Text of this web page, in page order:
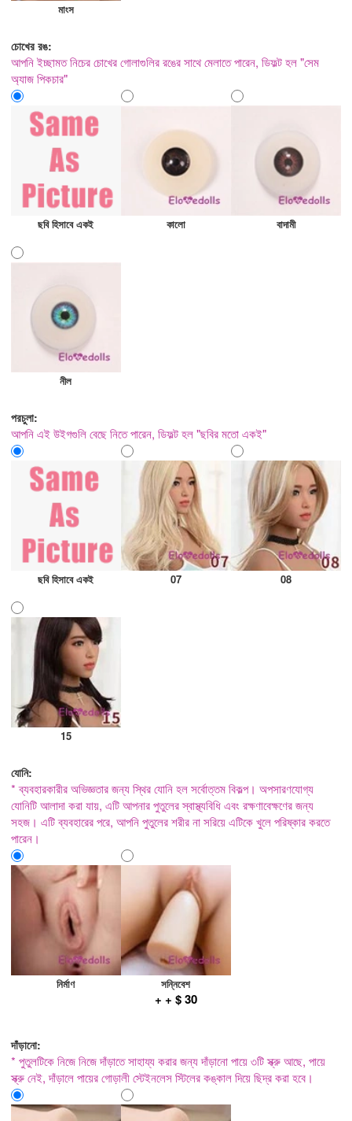
মাংস
চোখের রঙ:
আপনি ইচ্ছামত নিচের চোখের গোলাগুলির রঙের সাথে মেলাতে পারেন, ডিফল্ট হল "সেম
অ্যাজ পিকচার"
ছবি হিসাবে একই কালো বাদামী
নীল
পরচুলা:
আপনি এই উইগগুলি বেছে নিতে পারেন, ডিফল্ট হল "ছবির মতো একই"
ছবি হিসাবে একই 07 08
15
যোনি:
* ব্যবহারকারীর অভিজ্ঞতার জন্য স্থির যোনি হল সর্বোত্তম বিকল্প। অপসারণযোগ্য
যোনিটি আলাদা করা যায়, এটি আপনার পুতুলের স্বাস্থ্যবিধি এবং রক্ষণাবেক্ষণের জন্য
সহজ। এটি ব্যবহারের পরে, আপনি পুতুলের শরীর না সরিয়ে এটিকে খুলে পরিষ্কার করতে
পারেন।
নির্মাণ সন্নিবেশ
+ + $ 30
দাঁড়ানো:
* পুতুলটিকে নিজে নিজে দাঁড়াতে সাহায্য করার জন্য দাঁড়ানো পায়ে ৩টি স্ক্রু আছে, পায়ে
স্ক্রু নেই, দাঁড়ালে পায়ের গোড়ালী স্টেইনলেস স্টিলের কঙ্কাল দিয়ে ছিদ্র করা হবে।